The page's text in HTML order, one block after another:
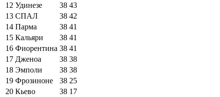
12 Удинезе 38 43
13 СПАЛ 38 42
14 Парма 38 41
15 Кальяри 38 41
16 Фиорентина 38 41
17 Дженоа 38 38
18 Эмполи 38 38
19 Фрозиноне 38 25
20 Кьево 38 17